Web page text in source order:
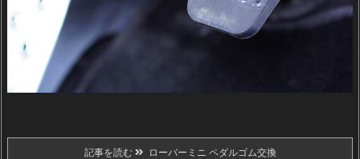
記事を読む ローバーミニ ペダルゴム交換